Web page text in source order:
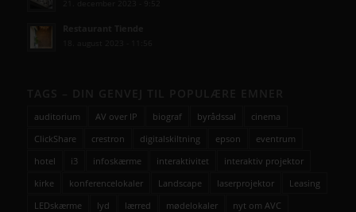
auditorium AV over IP biograf byrådssal
cinema
ClickShare
crestron digitalskiltning epson
eventrum
hotel
i3 infoskærme interaktivitet
interaktiv projektor
kirke
konferencelokaler Landscape laserprojektor
Leasing
LEDskærme
lyd lærred mødelokaler
nyt om AVC